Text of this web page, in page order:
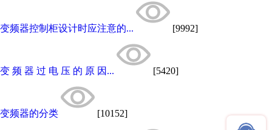
变频器控制柜设计时应注意的... [9992]
变 频 器 过 电 压 的 原 因... [5420]
变频器的分类 [10152]